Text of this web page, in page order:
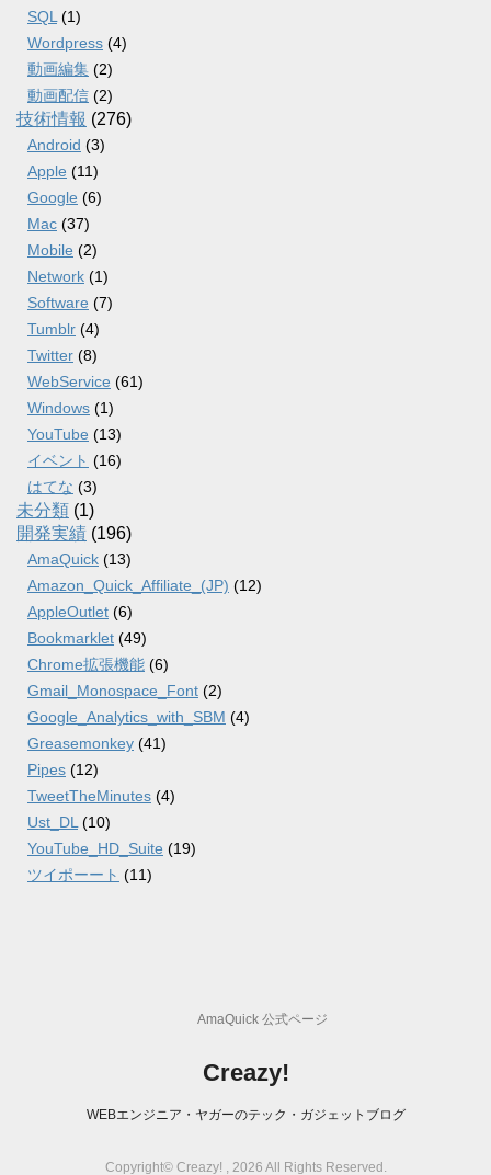
SQL (1)
Wordpress (4)
動画編集 (2)
動画配信 (2)
技術情報 (276)
Android (3)
Apple (11)
Google (6)
Mac (37)
Mobile (2)
Network (1)
Software (7)
Tumblr (4)
Twitter (8)
WebService (61)
Windows (1)
YouTube (13)
イベント (16)
はてな (3)
未分類 (1)
開発実績 (196)
AmaQuick (13)
Amazon_Quick_Affiliate_(JP) (12)
AppleOutlet (6)
Bookmarklet (49)
Chrome拡張機能 (6)
Gmail_Monospace_Font (2)
Google_Analytics_with_SBM (4)
Greasemonkey (41)
Pipes (12)
TweetTheMinutes (4)
Ust_DL (10)
YouTube_HD_Suite (19)
ツイポーート (11)
AmaQuick 公式ページ
Creazy!
WEBエンジニア・ヤガーのテック・ガジェットブログ
Copyright© Creazy! , 2026 All Rights Reserved.